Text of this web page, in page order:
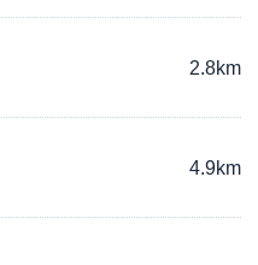
2.8km
4.9km